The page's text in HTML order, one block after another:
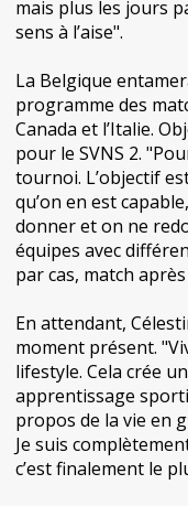
mais plus les jours
sens à l’aise".
La Belgique
programme des
Canada et l’Italie.
pour le SVNS 2.
tournoi. L’objectif
qu’on en est
donner et on ne
équipes avec
par cas, match
En attendant,
moment présent.
lifestyle. Cela crée
apprentissage
propos de la vie en
Je suis
c’est finalement le